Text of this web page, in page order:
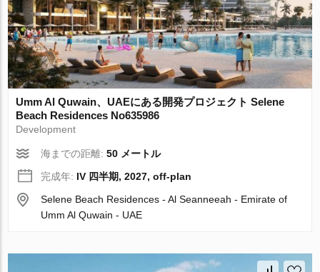
Umm Al Quwain、UAEにある開発プロジェクト Selene
Beach Residences No635986
Development
海までの距離:50 メートル
完成年: IV 四半期, 2027, off-plan
Selene Beach Residences - Al Seanneeah - Emirate of
Umm Al Quwain - UAE